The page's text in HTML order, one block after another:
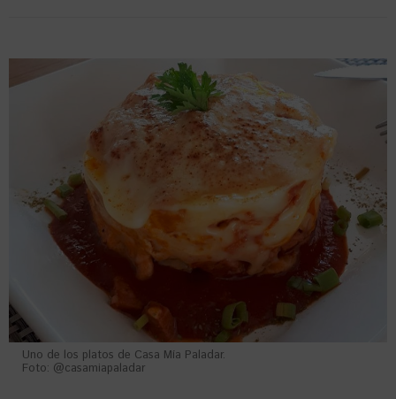
Uno de los platos de Casa Mía Paladar.
Foto: @casamiapaladar